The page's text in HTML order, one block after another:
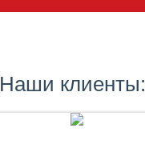
Наши клиенты: